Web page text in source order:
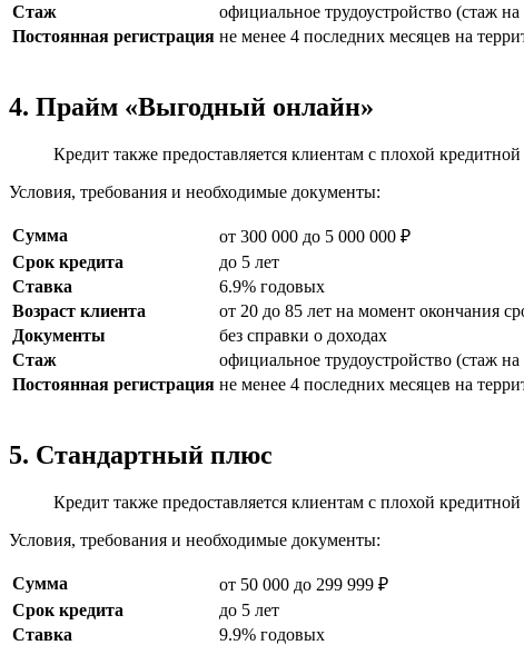
Стаж
официальное трудоустройство (стаж
Постоянная регистрация не менее 4 последних месяцев на
4. Прайм «Выгодный онлайн»
Кредит также предоставляется клиентам с плохой кредитной
Условия, требования и необходимые документы:
Сумма
от 300 000 до 5 000 000 ₽
Срок кредита
до 5 лет
Ставка
6.9% годовых
Возраст клиента
от 20 до 85 лет на момент окончания
Документы
без справки о доходах
Стаж
официальное трудоустройство (стаж
Постоянная регистрация не менее 4 последних месяцев на
5. Стандартный плюс
Кредит также предоставляется клиентам с плохой
Условия, требования и необходимые документы:
Сумма
от 50 000 до 299 999 ₽
Срок кредита
до 5 лет
Ставка
9.9% годовых